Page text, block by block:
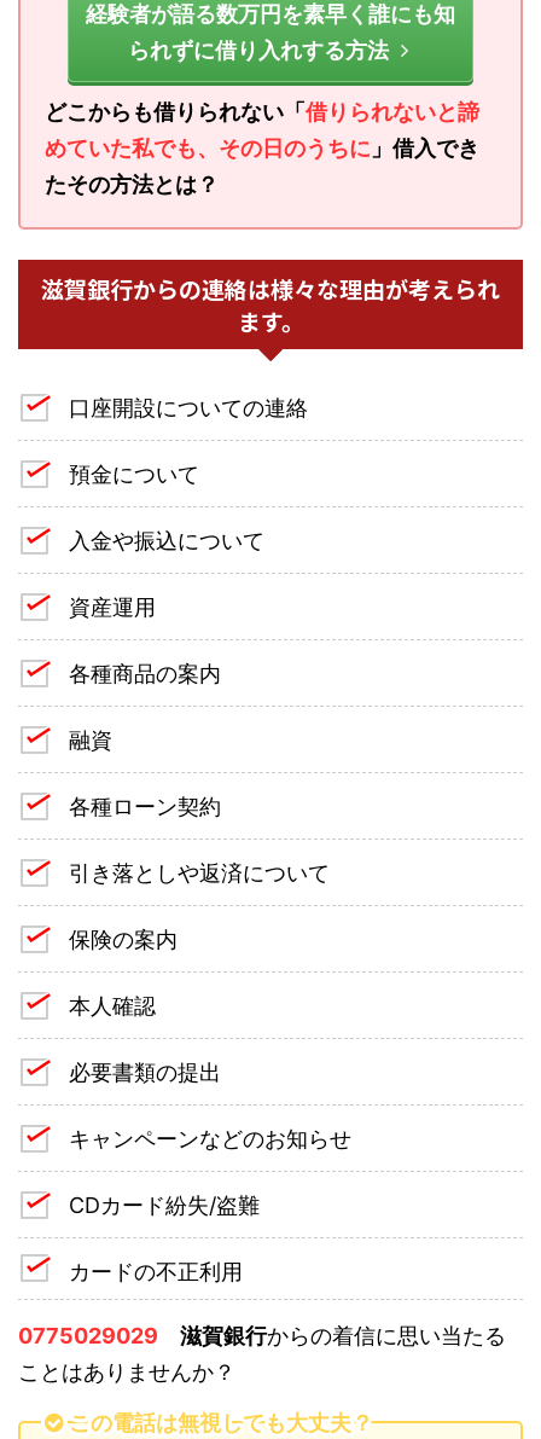
経験者が語る数万円を素早く誰にも知
られずに借り入れする方法
どこからも借りられない「 借りられないと諦
めていた私でも、その日のうちに 」借入でき
たその方法とは？
滋賀銀行からの連絡は様々な理由が考えられ
ます。
口座開設についての連絡
預金について
入金や振込について
資産運用
各種商品の案内
融資
各種ローン契約
引き落としや返済について
保険の案内
本人確認
必要書類の提出
キャンペーンなどのお知らせ
CDカード紛失/盗難
カードの不正利用
0775029029 滋賀銀行からの着信に思い当たる
ことはありませんか？
この電話は無視しても大丈夫？